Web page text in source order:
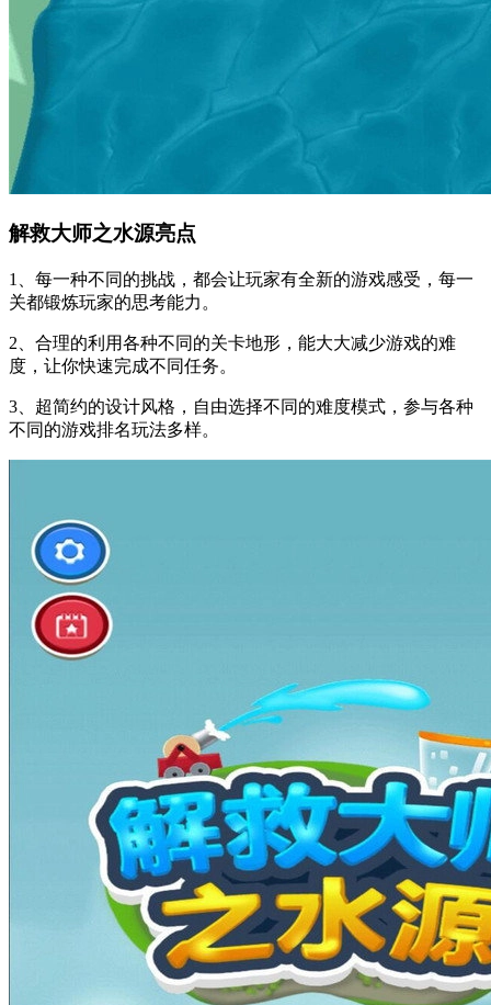
解救大师之水源亮点
1、每一种不同的挑战，都会让玩家有全新的游戏感受，每一
关都锻炼玩家的思考能力。
2、合理的利用各种不同的关卡地形，能大大减少游戏的难
度，让你快速完成不同任务。
3、超简约的设计风格，自由选择不同的难度模式，参与各种
不同的游戏排名玩法多样。